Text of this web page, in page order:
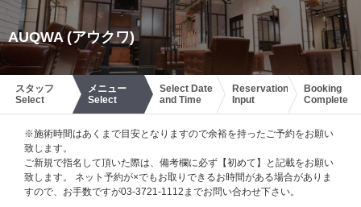
AUQWA (アウクワ)
スタッフ
Select
メニュー
Select
Select Date
and Time
Reservation
Input
Booking
Complete
※施術時間はあくまで目安となりますので余裕を持ったご予約をお願い
致します。
ご新規で指名して頂いた際は、備考欄に必ず【初めて】と記載をお願い
致します。 ネット予約が×でもお取りできるお時間がある場合がありま
すので、お手数ですが03-3721-1112までお問い合わせ下さい。